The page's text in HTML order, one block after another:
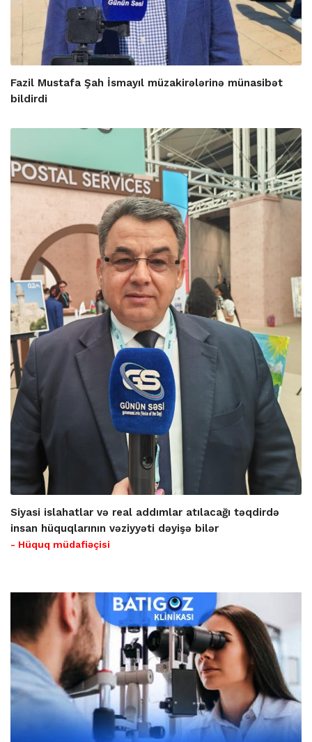
Fazil Mustafa Şah İsmayıl müzakirələrinə münasibət
bildirdi
Siyasi islahatlar və real addımlar atılacağı təqdirdə
insan hüquqlarının vəziyyəti dəyişə bilər
- Hüquq müdafiəçisi